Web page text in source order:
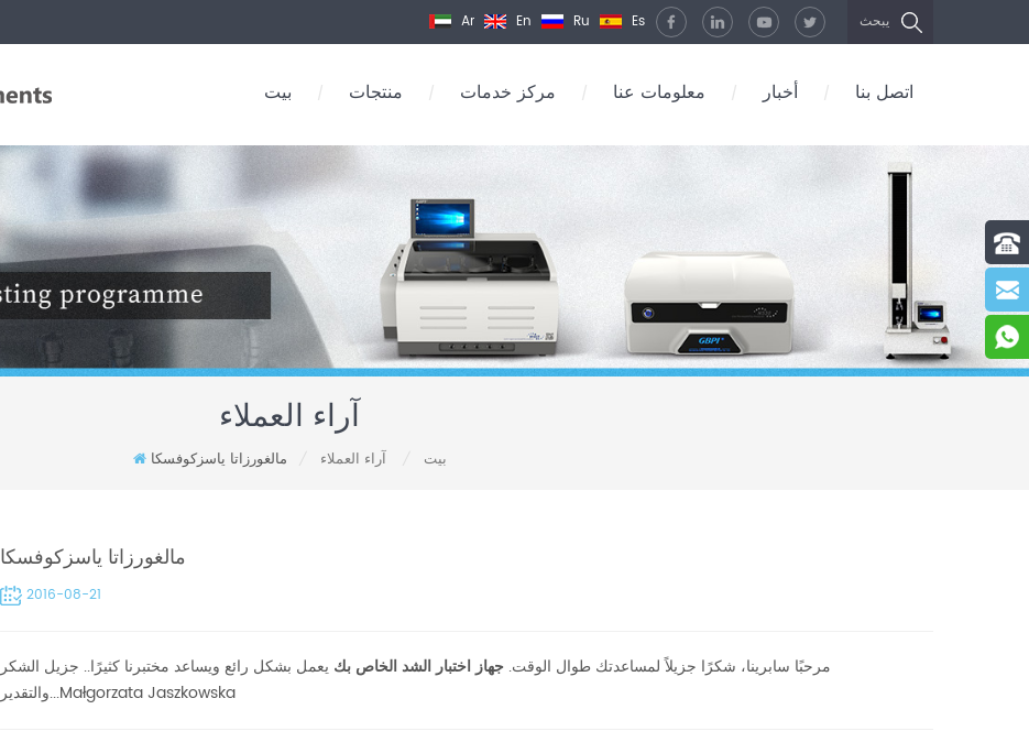
يبحث Ar En Ru Es
بيت / منتجات / مركز خدمات / معلومات عنا / أخبار / اتصل بنا
آراء العملاء
بيت آراء العملاء مالغورزاتا ياسزكوفسكا
مالغورزاتا ياسزكوفسكا
2016-08-21
مرحبًا سابرينا، شكرًا جزيلاً لمساعدتك طوال الوقت. جهاز اختبار الشد الخاص بك يعمل بشكل رائع ويساعد مختبرنا كثيرًا.. جزيل الشكر
والتقدير...Małgorzata Jaszkowska